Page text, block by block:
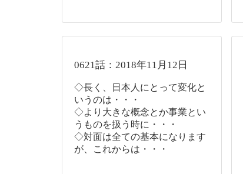
0621話：2018年11月12日
◇長く、日本人にとって変化と
いうのは・・・
◇より大きな概念とか事業とい
うものを扱う時に・・・
◇対面は全ての基本になります
が、これからは・・・